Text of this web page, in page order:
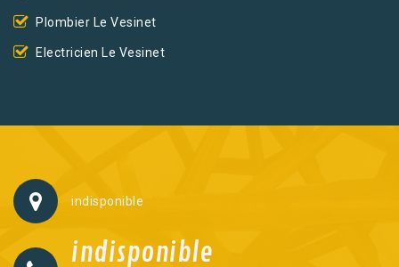
Plombier Le Vesinet
Electricien Le Vesinet
indisponible
indisponible